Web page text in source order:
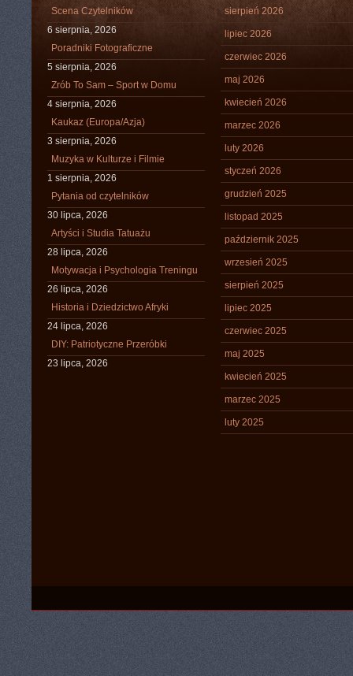
Scena Czytelników
6 sierpnia, 2026
Poradniki Fotograficzne
5 sierpnia, 2026
Zrób To Sam – Sport w Domu
4 sierpnia, 2026
Kaukaz (Europa/Azja)
3 sierpnia, 2026
Muzyka w Kulturze i Filmie
1 sierpnia, 2026
Pytania od czytelników
30 lipca, 2026
Artyści i Studia Tatuażu
28 lipca, 2026
Motywacja i Psychologia Treningu
26 lipca, 2026
Historia i Dziedzictwo Afryki
24 lipca, 2026
DIY: Patriotyczne Przeróbki
23 lipca, 2026
sierpień 2026
lipiec 2026
czerwiec 2026
maj 2026
kwiecień 2026
marzec 2026
luty 2026
styczeń 2026
grudzień 2025
listopad 2025
październik 2025
wrzesień 2025
sierpień 2025
lipiec 2025
czerwiec 2025
maj 2025
kwiecień 2025
marzec 2025
luty 2025